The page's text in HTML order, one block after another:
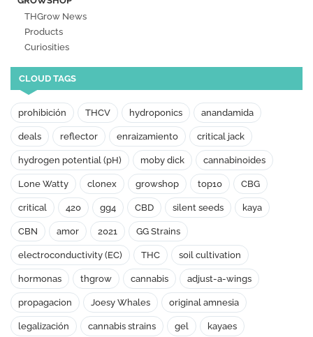
THGrow News
Products
Curiosities
CLOUD TAGS
prohibición THCV hydroponics anandamida
deals reflector enraizamiento critical jack
hydrogen potential (pH) moby dick cannabinoides
Lone Watty clonex growshop top10 CBG
critical 420 gg4 CBD silent seeds kaya
CBN amor 2021 GG Strains
electroconductivity (EC) THC soil cultivation
hormonas thgrow cannabis adjust-a-wings
propagacion Joesy Whales original amnesia
legalización cannabis strains gel kayaes